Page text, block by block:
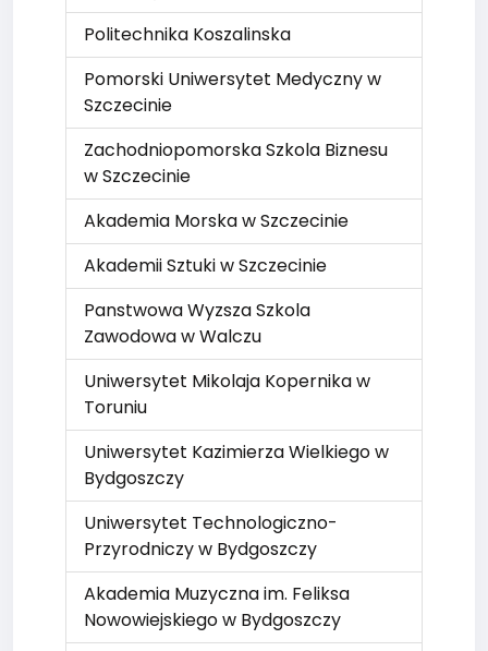
Politechnika Koszalinska
Pomorski Uniwersytet Medyczny w
Szczecinie
Zachodniopomorska Szkola Biznesu
w Szczecinie
Akademia Morska w Szczecinie
Akademii Sztuki w Szczecinie
Panstwowa Wyzsza Szkola
Zawodowa w Walczu
Uniwersytet Mikolaja Kopernika w
Toruniu
Uniwersytet Kazimierza Wielkiego w
Bydgoszczy
Uniwersytet Technologiczno-
Przyrodniczy w Bydgoszczy
Akademia Muzyczna im. Feliksa
Nowowiejskiego w Bydgoszczy